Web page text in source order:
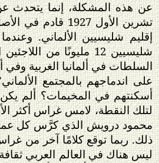
تشرين الأول
إقليم شليسيين الألماني.
شليسيين 12 مليونًا
السلطات في ألمانيا الغربية وفي
على اندماجهم بالمجتمع
أسكنتهم في المخيمات؟ ألم
لتلك النقطة، لامس غراس أكثر
محمود درويش الذي كرَّس كل
ذلك. ربما توقع كلامًا آخر من
ليس هناك في العالم العربي